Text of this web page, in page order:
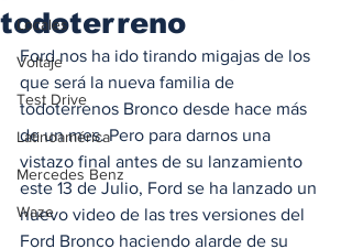
Locales
Voltaje
Test Drive
Latinoamérica
Mercedes Benz
Waze
todoterreno
Ford nos ha ido tirando migajas de los
que será la nueva familia de
todoterrenos Bronco desde hace más
de un mes. Pero para darnos una
vistazo final antes de su lanzamiento
este 13 de Julio, Ford se ha lanzado un
nuevo video de las tres versiones del
Ford Bronco haciendo alarde de su